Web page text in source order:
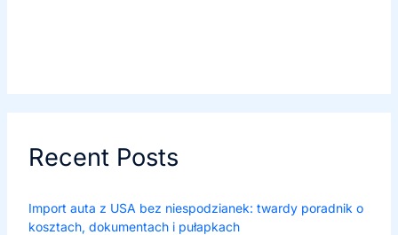
Recent Posts
Import auta z USA bez niespodzianek: twardy poradnik o
kosztach, dokumentach i pułapkach